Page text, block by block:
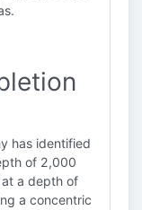
has identified
of 2,000
at a depth of
a concentric